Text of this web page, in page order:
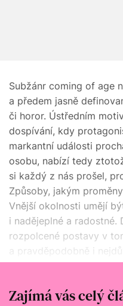
Subžánr coming of age
a předem jasně
či horor. Ústředním
dospívání, kdy
markantní události
osobu, nabízí tedy
si každý z nás prošel,
Způsoby, jakým
Vnější okolnosti umějí
i nadějeplné a
rozpolcené postavy v
a pravděpodobně i
už se z dítěte stává
Zajímá vás celý